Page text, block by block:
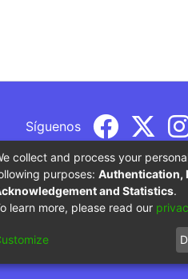
Síguenos
parte del Ministerio de
collect and process your
purposes: Authentication,
and Statistics.
learn more, please read our